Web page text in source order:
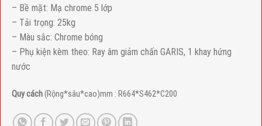
– Bề mặt: Mạ chrome 5 lớp
– Tải trọng: 25kg
– Màu sắc: Chrome bóng
– Phụ kiện kèm theo: Ray âm giảm chấn GARIS, 1 khay hứng
nước
Quy cách(Rộng*sâu*cao)mm : R664*S462*C200